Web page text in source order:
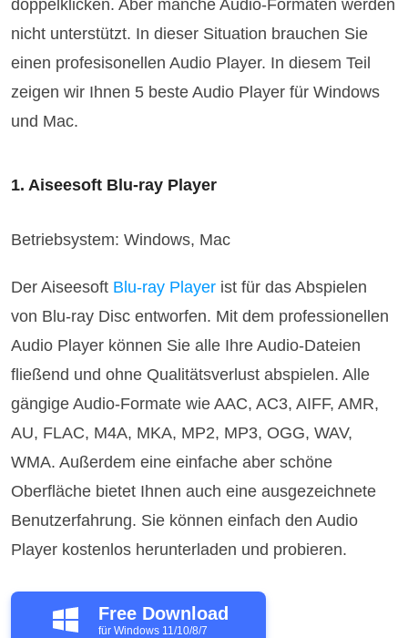
doppelklicken. Aber manche Audio-Formaten werden
nicht unterstützt. In dieser Situation brauchen Sie
einen profesisonellen Audio Player. In diesem Teil
zeigen wir Ihnen 5 beste Audio Player für Windows
und Mac.
1. Aiseesoft Blu-ray Player
Betriebsystem: Windows, Mac
Der Aiseesoft Blu-ray Player ist für das Abspielen
von Blu-ray Disc entworfen. Mit dem professionellen
Audio Player können Sie alle Ihre Audio-Dateien
fließend und ohne Qualitätsverlust abspielen. Alle
gängige Audio-Formate wie AAC, AC3, AIFF, AMR,
AU, FLAC, M4A, MKA, MP2, MP3, OGG, WAV,
WMA. Außerdem eine einfache aber schöne
Oberfläche bietet Ihnen auch eine ausgezeichnete
Benutzerfahrung. Sie können einfach den Audio
Player kostenlos herunterladen und probieren.
Free Download
für Windows 11/10/8/7